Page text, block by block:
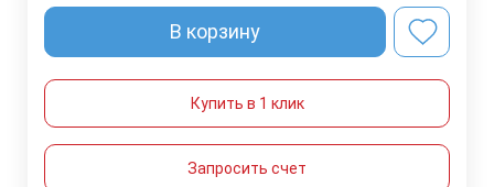
В корзину
Купить в 1 клик
Запросить счет